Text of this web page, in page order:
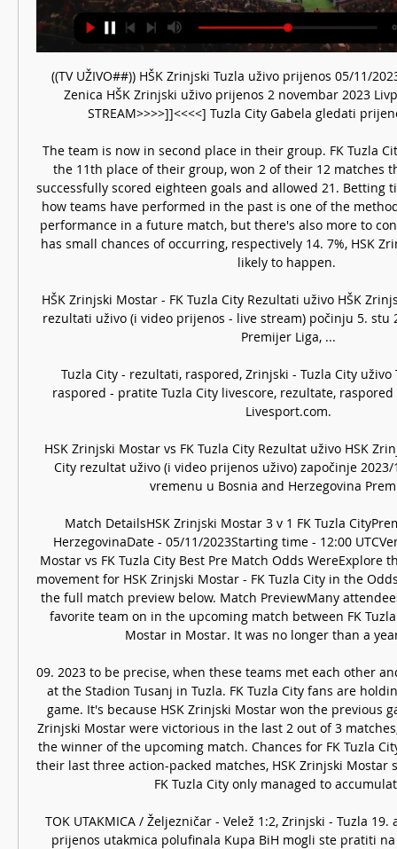
((TV UŽIVO##)) HŠK Zrinjski Tuzla uživo prijenos 05/11/
Zenica HŠK Zrinjski uživo prijenos 2 novembar 2023
STREAM>>>>]]<<<<] Tuzla City Gabela gledati
The team is now in second place in their group. FK Tuzla
the 11th place of their group, won 2 of their 12 matches
successfully scored eighteen goals and allowed 21. Betting
how teams have performed in the past is one of the
performance in a future match, but there's also more to
has small chances of occurring, respectively 14. 7%, HSK
likely to happen.
HŠK Zrinjski Mostar - FK Tuzla City Rezultati uživo HŠK
rezultati uživo (i video prijenos - live stream) počinju 5. stu
Premijer Liga, ...
Tuzla City - rezultati, raspored, Zrinjski - Tuzla City
raspored - pratite Tuzla City livescore, rezultate,
Livesport.com.
HSK Zrinjski Mostar vs FK Tuzla City Rezultat uživo HSK
City rezultat uživo (i video prijenos uživo) započinje 2023/
vremenu u Bosnia and Herzegovina
Match DetailsHSK Zrinjski Mostar 3 v 1 FK Tuzla
HerzegovinaDate - 05/11/2023Starting time - 12:00
Mostar vs FK Tuzla City Best Pre Match Odds WereExplore
movement for HSK Zrinjski Mostar - FK Tuzla City in the
the full match preview below. Match PreviewMany
favorite team on in the upcoming match between FK
Mostar in Mostar. It was no longer than a
09. 2023 to be precise, when these teams met each other
at the Stadion Tusanj in Tuzla. FK Tuzla City fans are
game. It's because HSK Zrinjski Mostar won the previous
Zrinjski Mostar were victorious in the last 2 out of 3
the winner of the upcoming match. Chances for FK Tuzla
their last three action-packed matches, HSK Zrinjski Mostar
FK Tuzla City only managed to
TOK UTAKMICA / Željezničar - Velež 1:2, Zrinjski - Tuzla
prijenos utakmica polufinala Kupa BiH mogli ste pratiti